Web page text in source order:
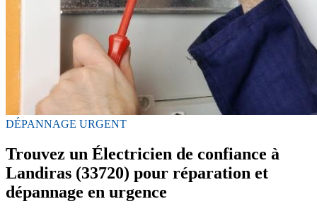
DÉPANNAGE URGENT
Trouvez un Électricien de confiance à
Landiras (33720) pour réparation et
dépannage en urgence